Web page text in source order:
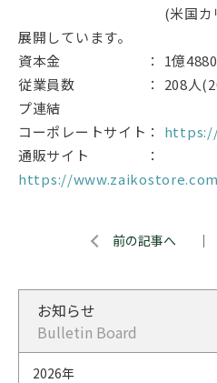
(米国カリフォル
展開しています。
資本金 ： 1億4880万
従業員数 ： 208人
プ連結
コーポレートサイト：
通販サイト ：
https://
前の記事へ ｜
お知らせ
Bulletin Board
2026年